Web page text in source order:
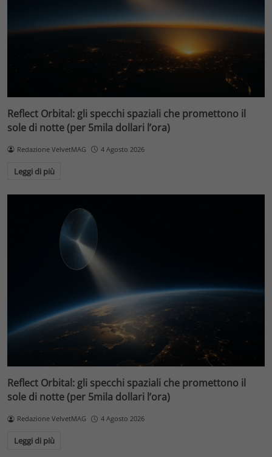
Reflect Orbital: gli specchi spaziali che promettono il
sole di notte (per 5mila dollari l’ora)
Redazione VelvetMAG 4 Agosto 2026
Leggi di più
Reflect Orbital: gli specchi spaziali che promettono il
sole di notte (per 5mila dollari l’ora)
Redazione VelvetMAG 4 Agosto 2026
Leggi di più